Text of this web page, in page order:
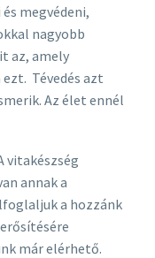
megvédeni,
nagyobb
az, amely
Tévedés azt
Az élet ennél
vitakészség
annak a
a hozzánk
már elérhető.